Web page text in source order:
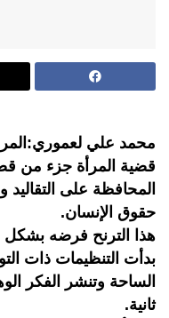
محمد علي
قضية المرأة جزء من
المحافظة على
حقوق الإنسان.
هذا الترنح فرضه بشكل
بدأت التنظيمات ذات
الساحة وتنشر الفكر
ثانية.